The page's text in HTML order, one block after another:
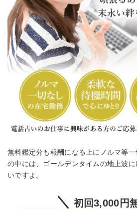
無料鑑定分も報酬になる上にノルマ等
の中には、ゴールデンタイムの地上波
いですよ。
初回3,000円